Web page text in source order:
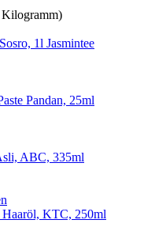
Jasmintee
Pandan, 25ml
ABC, 335ml
Haaröl, KTC, 250ml